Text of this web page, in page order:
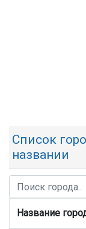
Список
названии
Название